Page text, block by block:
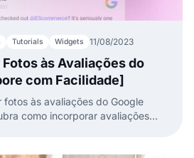
Tutorials Widgets 11/08/2023
às Avaliações do
com Facilidade]
fotos às avaliações do Google
como incorporar avaliações